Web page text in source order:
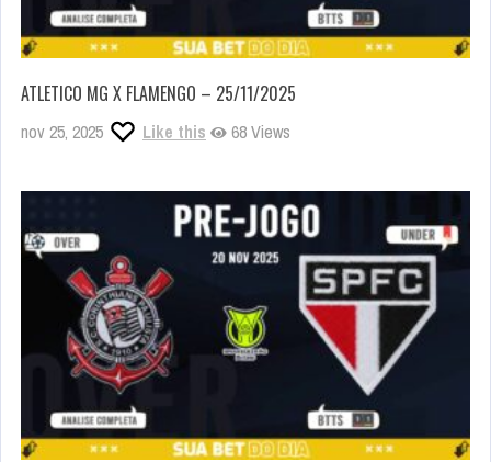
ATLETICO MG X FLAMENGO – 25/11/2025
nov 25, 2025 Like this 68 Views